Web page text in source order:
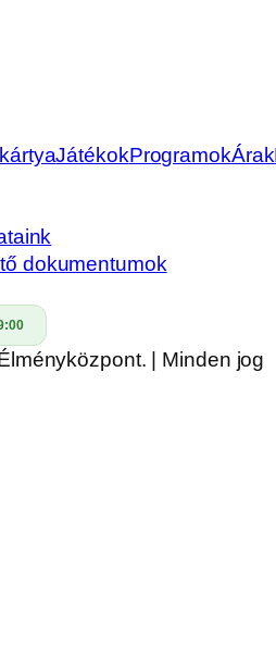
JátékokProgramokÁrak
dokumentumok
| Minden jog